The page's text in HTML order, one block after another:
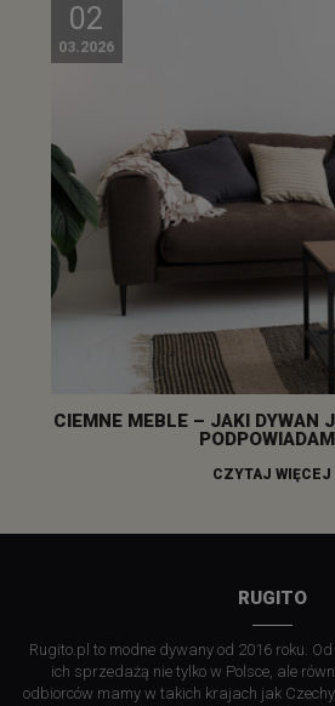
02
03.2026
CIEMNE MEBLE – JAKI DYWAN
CZYTAJ WIĘCEJ
RUGITO
Rugito.pl to modne dywany od 2016 roku.
ich sprzedażą nie tylko w Polsce, ale
odbiorców mamy w takich krajach jak